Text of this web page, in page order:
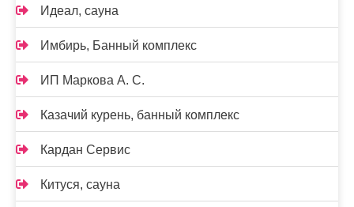
Идеал, сауна
Имбирь, Банный комплекс
ИП Маркова А. С.
Казачий курень, банный комплекс
Кардан Сервис
Китуся, сауна